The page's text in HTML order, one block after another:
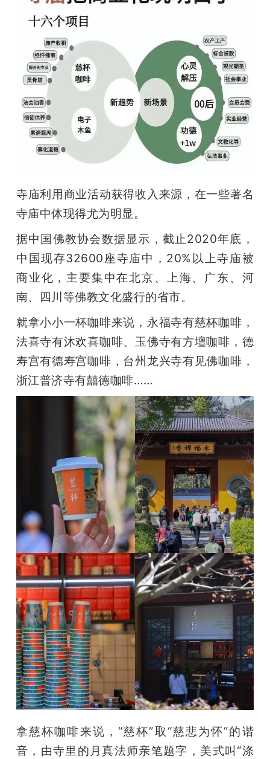
寺庙利用商业活动获得收入来源，在一些著名
寺庙中体现得尤为明显。
据中国佛教协会数据显示，截止2020年底，
中国现存32600座寺庙中，20%以上寺庙被
商业化，主要集中在北京、上海、广东、河
南、四川等佛教文化盛行的省市。
就拿小小一杯咖啡来说，永福寺有慈杯咖啡，
法喜寺有沐欢喜咖啡、玉佛寺有方壇咖啡，德
寿宫有德寿宫咖啡，台州龙兴寺有见佛咖啡，
浙江普济寺有囍德咖啡……
拿慈杯咖啡来说，“慈杯”取“慈悲为怀”的谐
音，由寺里的月真法师亲笔题字，美式叫“涤